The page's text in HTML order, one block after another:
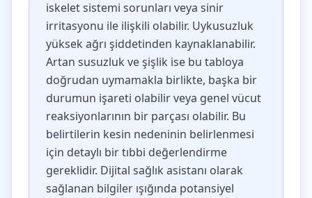
iskelet sistemi sorunları veya sinir
irritasyonu ile ilişkili olabilir. Uykusuzluk
yüksek ağrı şiddetinden kaynaklanabilir.
Artan susuzluk ve şişlik ise bu tabloya
doğrudan uymamakla birlikte, başka bir
durumun işareti olabilir veya genel vücut
reaksiyonlarının bir parçası olabilir. Bu
belirtilerin kesin nedeninin belirlenmesi
için detaylı bir tıbbi değerlendirme
gereklidir. Dijital sağlık asistanı olarak
sağlanan bilgiler ışığında potansiyel